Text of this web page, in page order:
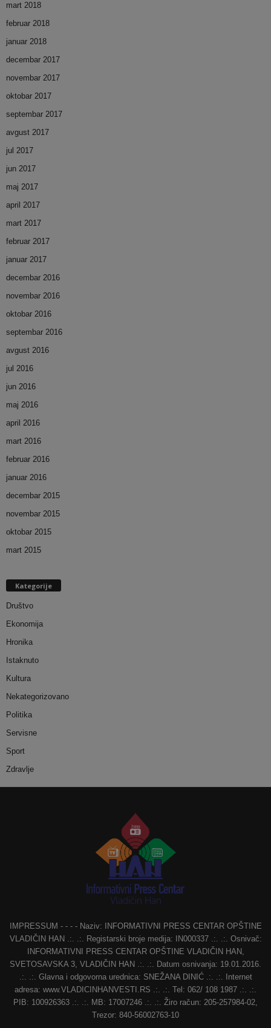
mart 2018
februar 2018
januar 2018
decembar 2017
novembar 2017
oktobar 2017
septembar 2017
avgust 2017
jul 2017
jun 2017
maj 2017
april 2017
mart 2017
februar 2017
januar 2017
decembar 2016
novembar 2016
oktobar 2016
septembar 2016
avgust 2016
jul 2016
jun 2016
maj 2016
april 2016
mart 2016
februar 2016
januar 2016
decembar 2015
novembar 2015
oktobar 2015
mart 2015
Kategorije
Društvo
Ekonomija
Hronika
Istaknuto
Kultura
Nekategorizovano
Politika
Servisne
Sport
Zdravlje
IMPRESSUM - - - - Naziv: INFORMATIVNI PRESS CENTAR OPŠTINE
VLADIČIN HAN .:. .:. Registarski broje medija: IN000337 .:. .:. Osnivač:
INFORMATIVNI PRESS CENTAR OPŠTINE VLADIČIN HAN,
SVETOSAVSKA 3, VLADIČIN HAN .:. .:. Datum osnivanja: 19.01.2016.
.:. .:. Glavna i odgovorna urednica: SNEŽANA DINIĆ .:. .:. Internet
adresa: www.VLADICINHANVESTI.RS .:. .:. Tel: 062/ 108 1987 .:. .:.
PIB: 100926363 .:. .:. MB: 17007246 .:. .:. Žiro račun: 205-257984-02,
Trezor: 840-56002763-10